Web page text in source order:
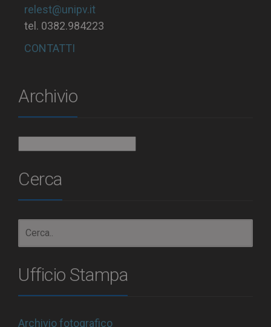
relest@unipv.it
tel. 0382.984223
CONTATTI
Archivio
Cerca
Ufficio Stampa
Archivio fotografico